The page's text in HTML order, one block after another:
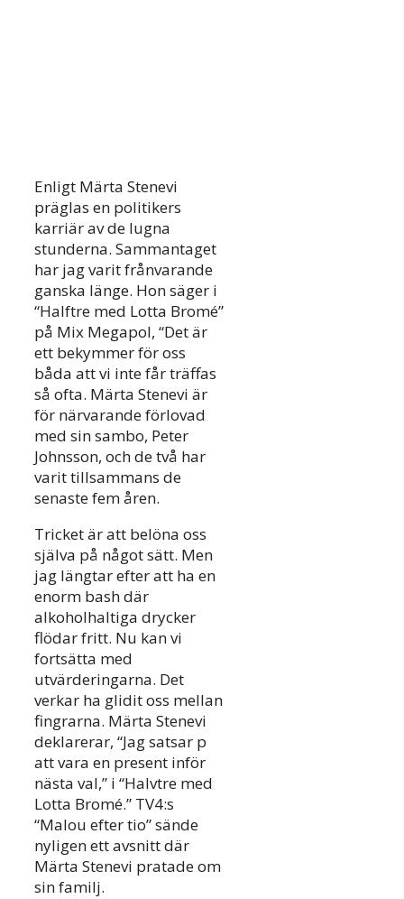
Enligt Märta Stenevi
präglas en politikers
karriär av de lugna
stunderna. Sammantaget
har jag varit frånvarande
ganska länge. Hon säger i
“Halftre med Lotta Bromé”
på Mix Megapol, “Det är
ett bekymmer för oss
båda att vi inte får träffas
så ofta. Märta Stenevi är
för närvarande förlovad
med sin sambo, Peter
Johnsson, och de två har
varit tillsammans de
senaste fem åren.
Tricket är att belöna oss
själva på något sätt. Men
jag längtar efter att ha en
enorm bash där
alkoholhaltiga drycker
flödar fritt. Nu kan vi
fortsätta med
utvärderingarna. Det
verkar ha glidit oss mellan
fingrarna. Märta Stenevi
deklarerar, “Jag satsar p
att vara en present inför
nästa val,” i “Halvtre med
Lotta Bromé.” TV4:s
“Malou efter tio” sände
nyligen ett avsnitt där
Märta Stenevi pratade om
sin familj.